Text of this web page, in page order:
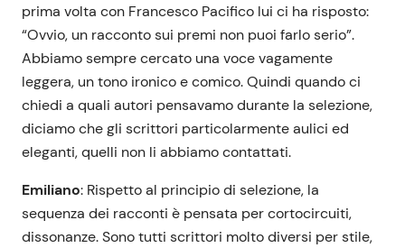
prima volta con Francesco Pacifico lui ci ha risposto:
“Ovvio, un racconto sui premi non puoi farlo serio”.
Abbiamo sempre cercato una voce vagamente
leggera, un tono ironico e comico. Quindi quando ci
chiedi a quali autori pensavamo durante la selezione,
diciamo che gli scrittori particolarmente aulici ed
eleganti, quelli non li abbiamo contattati.
Emiliano: Rispetto al principio di selezione, la
sequenza dei racconti è pensata per cortocircuiti,
dissonanze. Sono tutti scrittori molto diversi per stile,